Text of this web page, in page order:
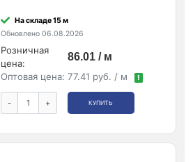
На складе 15 м
Обновлено 06.08.2026
Розничная
цена:
86.01 / м
Оптовая цена: 77.41 руб. / м !
- + КУПИТЬ